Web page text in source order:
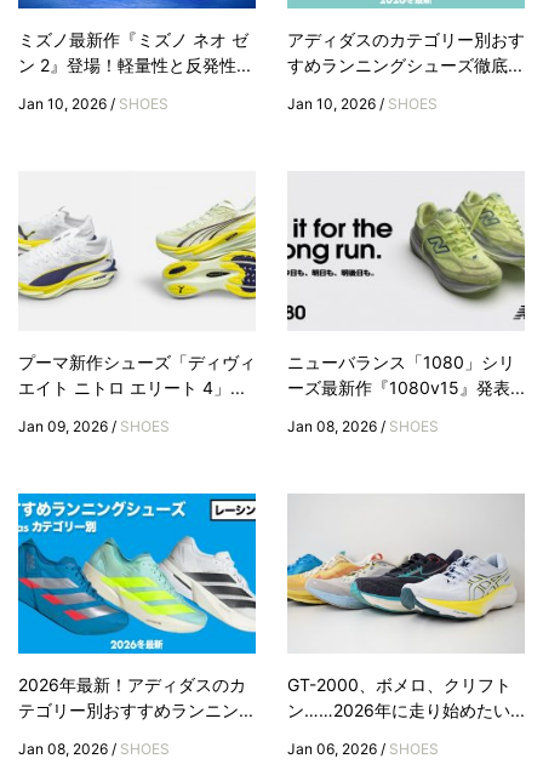
ミズノ最新作『ミズノ ネオ ゼ
ン 2』登場！軽量性と反発性...
Jan 10, 2026 / SHOES
アディダスのカテゴリー別おす
すめランニングシューズ徹底...
Jan 10, 2026 / SHOES
プーマ新作シューズ「ディヴィ
エイト ニトロ エリート 4」...
Jan 09, 2026 / SHOES
ニューバランス「1080」シリ
ーズ最新作『1080v15』発表...
Jan 08, 2026 / SHOES
2026年最新！アディダスのカ
テゴリー別おすすめランニン...
Jan 08, 2026 / SHOES
GT-2000、ボメロ、クリフト
ン……2026年に走り始めたい...
Jan 06, 2026 / SHOES